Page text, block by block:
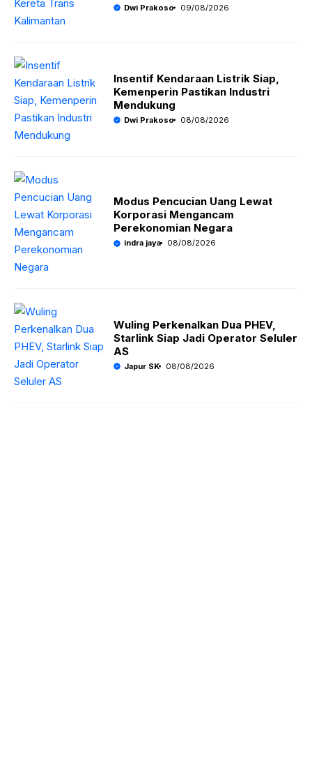
Dwi Prakoso 09/08/2026
Insentif Kendaraan Listrik Siap,
Kemenperin Pastikan Industri
Mendukung
Dwi Prakoso 08/08/2026
Modus Pencucian Uang Lewat
Korporasi Mengancam
Perekonomian Negara
indra jaya 08/08/2026
Wuling Perkenalkan Dua PHEV,
Starlink Siap Jadi Operator Seluler
AS
Japur SK 08/08/2026